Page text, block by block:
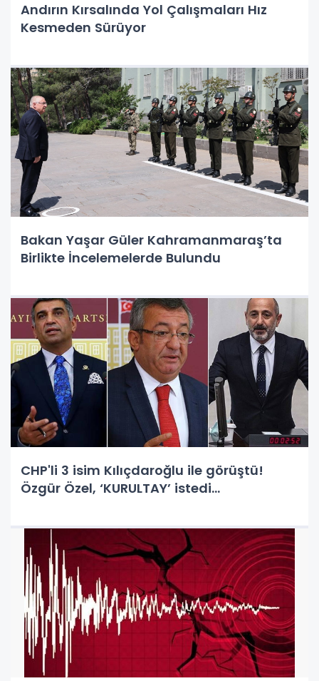
Andırın Kırsalında Yol Çalışmaları Hız
Kesmeden Sürüyor
Bakan Yaşar Güler Kahramanmaraş’ta
Birlikte İncelemelerde Bulundu
CHP'li 3 isim Kılıçdaroğlu ile görüştü!
Özgür Özel, ‘KURULTAY’ istedi…